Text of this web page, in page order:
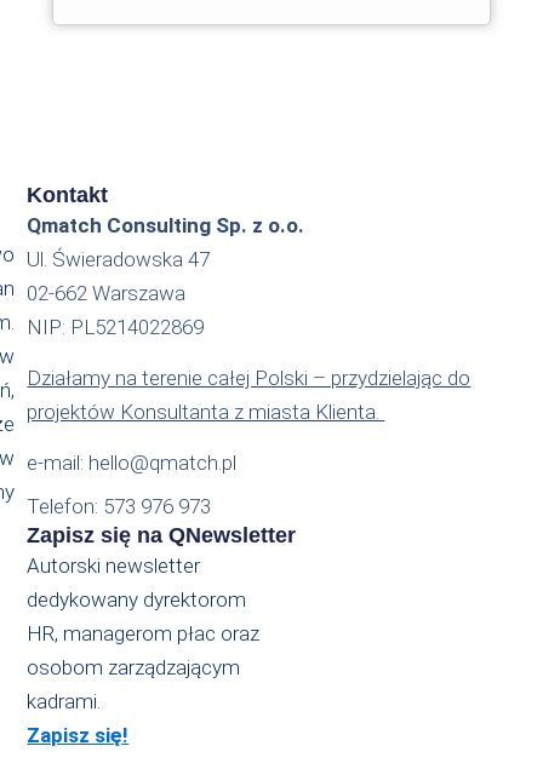
Kontakt
Qmatch Consulting Sp. z o.o.
Ul. Świeradowska 47
02-662 Warszawa
NIP: PL5214022869
Działamy na terenie całej Polski – przydzielając do
projektów Konsultanta z miasta Klienta.
e-mail: hello@qmatch.pl
Telefon: 573 976 973
Zapisz się na QNewsletter
Autorski newsletter
dedykowany dyrektorom
HR, managerom płac oraz
osobom zarządzającym
kadrami.
Zapisz się!